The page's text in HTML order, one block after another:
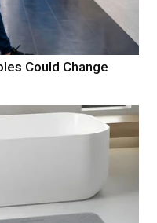
Could Change